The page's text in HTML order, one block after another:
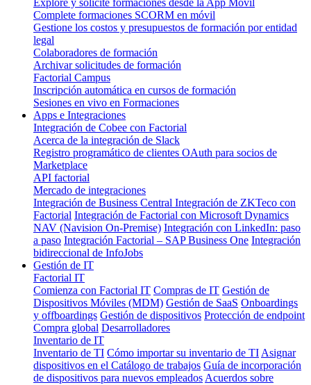
Complete formaciones SCORM en móvil
Gestione los costos y presupuestos de formación por entidad
legal
Colaboradores de formación
Archivar solicitudes de formación
Factorial Campus
Inscripción automática en cursos de formación
Sesiones en vivo en Formaciones
Apps e Integraciones
Integración de Cobee con Factorial
Acerca de la integración de Slack
Registro programático de clientes OAuth para socios de
Marketplace
API factorial
Mercado de integraciones
Integración de Business Central Integración de ZKTeco con
Factorial Integración de Factorial con Microsoft Dynamics
NAV (Navision On-Premise) Integración con LinkedIn: paso
a paso Integración Factorial – SAP Business One Integración
bidireccional de InfoJobs
Gestión de IT
Factorial IT
Comienza con Factorial IT Compras de IT Gestión de
Dispositivos Móviles (MDM) Gestión de SaaS Onboardings
y offboardings Gestión de dispositivos Protección de endpoint
Compra global Desarrolladores
Inventario de IT
Inventario de TI Cómo importar su inventario de TI Asignar
dispositivos en el Catálogo de trabajos Guía de incorporación
de dispositivos para nuevos empleados Acuerdos sobre